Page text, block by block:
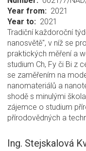
Year from
2021
Year to
2021
Tradiční každoroční
nanosvětě", v níž se
praktických měření a
studium Ch, Fy či Bi z
se zaměřením na
nanomateriálů a
shodě s minulými
zájemce o studium
přírodovědných a
Ing. Stejskalová